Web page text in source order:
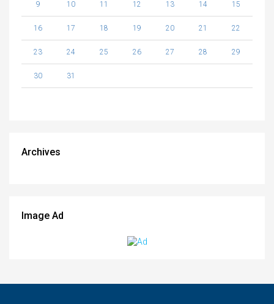
9 10 11 12 13 14 15
16 17 18 19 20 21 22
23 24 25 26 27 28 29
30 31
Archives
Image Ad